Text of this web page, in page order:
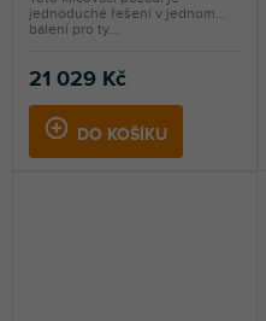
21 029 Kč
DO KOŠÍKU
jednoduché řešení v jednom
balení pro ty...